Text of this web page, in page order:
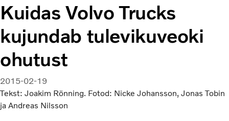
Transpordilahendused
Teenused
KONTAKTID & ESINDUSED
Uudised
Meist
Kampaaniad
Kuidas Volvo Trucks
kujundab tulevikuveoki
ohutust
2015-02-19
Tekst: Joakim Rönning. Fotod: Nicke Johansson, Jonas Tobin
ja Andreas Nilsson